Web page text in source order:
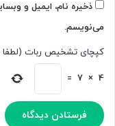
ذخیره نام، ایمیل و
می‌نویسم.
کپچای تشخیص ربات (لطفا
4
×
7
=